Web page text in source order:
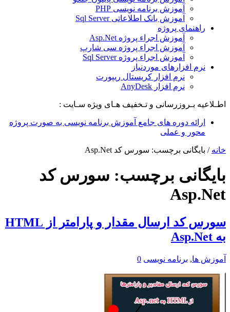
آموزش برنامه نویسی PHP
آموزش بانک اطلاعاتی Sql Server
راهنمای پروژه
آموزش اجراء پروژه Asp.Net
آموزش اجراء پروژه سی شارپ
آموزش اجراء پروژه Sql Server
نرم افزارهای موردنیاز
نرم افزار کریستال ریپورت
نرم افزار AnyDesk
اطـلاعیه بـروزرسانی و تـخفیف هـای ویژه سـایت :
ارائه دوره های جامع آموزش برنامه نویسی به صورت پروژه
محور و عملی
خانه / بایگانی برچسب: سورس کد Asp.Net
بایگانی برچسب: سورس کد
Asp.Net
سورس کد ارسال مقدار و پارامتر از HTML
به Asp.Net
آموزش ها, برنامه نویسی 0